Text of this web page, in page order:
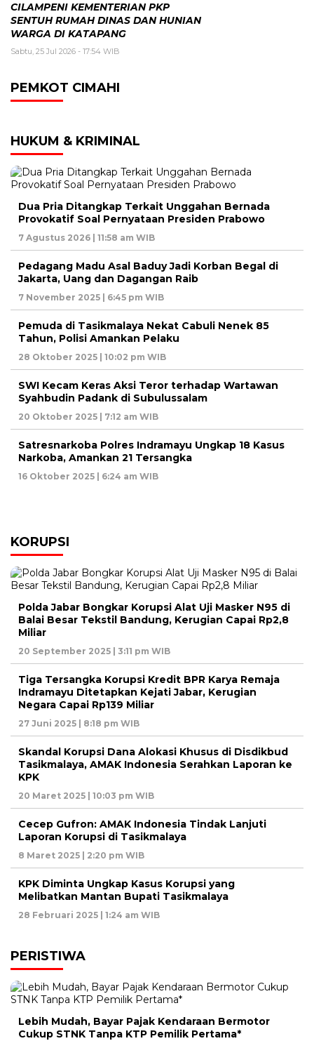
CILAMPENI KEMENTERIAN PKP
SENTUH RUMAH DINAS DAN HUNIAN
WARGA DI KATAPANG
Sabtu, 25 Jul 2026 - 17:54 WIB
PEMKOT CIMAHI
HUKUM & KRIMINAL
Dua Pria Ditangkap Terkait Unggahan Bernada
Provokatif Soal Pernyataan Presiden Prabowo
7 Agustus 2026 | 11:58 am WIB
Pedagang Madu Asal Baduy Jadi Korban Begal di
Jakarta, Uang dan Dagangan Raib
7 November 2025 | 6:45 pm WIB
Pemuda di Tasikmalaya Nekat Cabuli Nenek 85
Tahun, Polisi Amankan Pelaku
28 Oktober 2025 | 10:02 pm WIB
SWI Kecam Keras Aksi Teror terhadap Wartawan
Syahbudin Padank di Subulussalam
20 Oktober 2025 | 7:12 am WIB
Satresnarkoba Polres Indramayu Ungkap 18 Kasus
Narkoba, Amankan 21 Tersangka
16 Oktober 2025 | 6:24 am WIB
KORUPSI
Polda Jabar Bongkar Korupsi Alat Uji Masker N95 di
Balai Besar Tekstil Bandung, Kerugian Capai Rp2,8
Miliar
20 September 2025 | 3:11 pm WIB
Tiga Tersangka Korupsi Kredit BPR Karya Remaja
Indramayu Ditetapkan Kejati Jabar, Kerugian
Negara Capai Rp139 Miliar
27 Juni 2025 | 8:18 pm WIB
Skandal Korupsi Dana Alokasi Khusus di Disdikbud
Tasikmalaya, AMAK Indonesia Serahkan Laporan ke
KPK
20 Maret 2025 | 10:03 pm WIB
Cecep Gufron: AMAK Indonesia Tindak Lanjuti
Laporan Korupsi di Tasikmalaya
8 Maret 2025 | 2:20 pm WIB
KPK Diminta Ungkap Kasus Korupsi yang
Melibatkan Mantan Bupati Tasikmalaya
28 Februari 2025 | 1:24 am WIB
PERISTIWA
Lebih Mudah, Bayar Pajak Kendaraan Bermotor
Cukup STNK Tanpa KTP Pemilik Pertama*